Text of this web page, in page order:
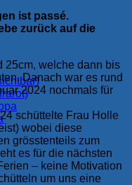
ist passé.
zurück auf die
25cm, welche dann bis
Danach war es rund
2024 nochmals für
schüttelte Frau Holle
wobei diese
grösstenteils zum
es für die nächsten
– keine Motivation
um uns eine